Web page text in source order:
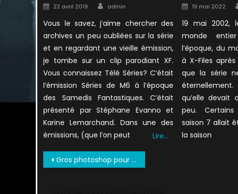
Posted
22 avril 2019 Author
admin
Vous le savez, j’aime chercher des
archives un peu oubliées sur la série
et en regardant une vieille émission,
je tombe sur un clip parodiant XF.
Vous connaissez Télé Séries? C’était
l’émission Séries de M6 à l’époque
des Samedis Fantastiques. C’était
présenté par Stéphane Evanno et
Karine Lemarchand. Dans une des
émissions, (que l’on peut
Lire…
Posted
19 mai 2022
19 mai 2002,
monde
l’époque, du
à X-Files
que la série
qu’elle devait
peu.
saison 7 allait
la saison
Navigation
Gros photoshop pour le photoshoot de la saison 11